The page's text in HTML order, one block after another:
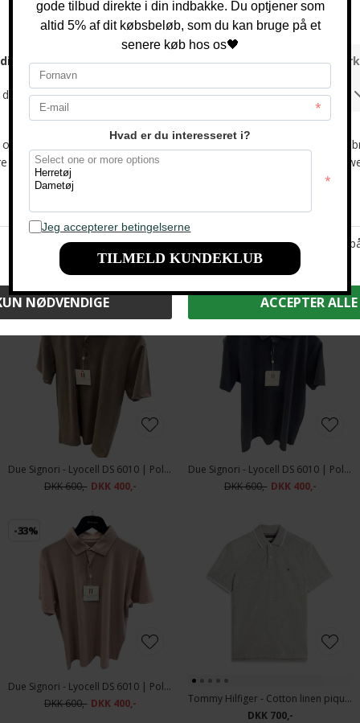
Matinique - Polo heritage knit | Polo T-shirt Tradewinds
DKK 800,- DKK 600,-
DKK 800,- DKK 600,-
-33%
Due Signori - Lyocell DS 6010 | Polo T-shirt Beige
DKK 600,-
-33%
DKK 400,-
Due Signori - Lyocell DS 6010 | Polo T-shirt Brown
DKK 600,- DKK 400,-
Due Signori - Lyocell DS 6010 | Polo T-shirt Navy
DKK 600,- DKK 400,-
-33%
Due Signori - Lyocell DS 6010 | Polo T-shirt Rose
DKK 600,- DKK 400,-
Tommy Hilfiger - Cotton linen pique | Polo T-shirt Dark Artichoke
DKK 700,-